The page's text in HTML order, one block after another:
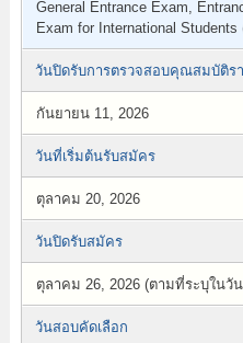
General Entrance Exam,
Exam for International Students
วันปิดรับการตรวจสอบคุณสมบัติร
กันยายน 11, 2026
วันที่เริ่มต้นรับสมัคร
ตุลาคม 20, 2026
วันปิดรับสมัคร
ตุลาคม 26, 2026 (ตามที่ระบุในวั
วันสอบคัดเลือก